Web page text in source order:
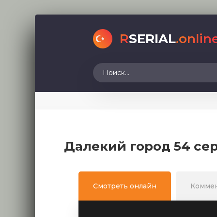
RSERIAL
Далекий город 54
Смотреть онлайн